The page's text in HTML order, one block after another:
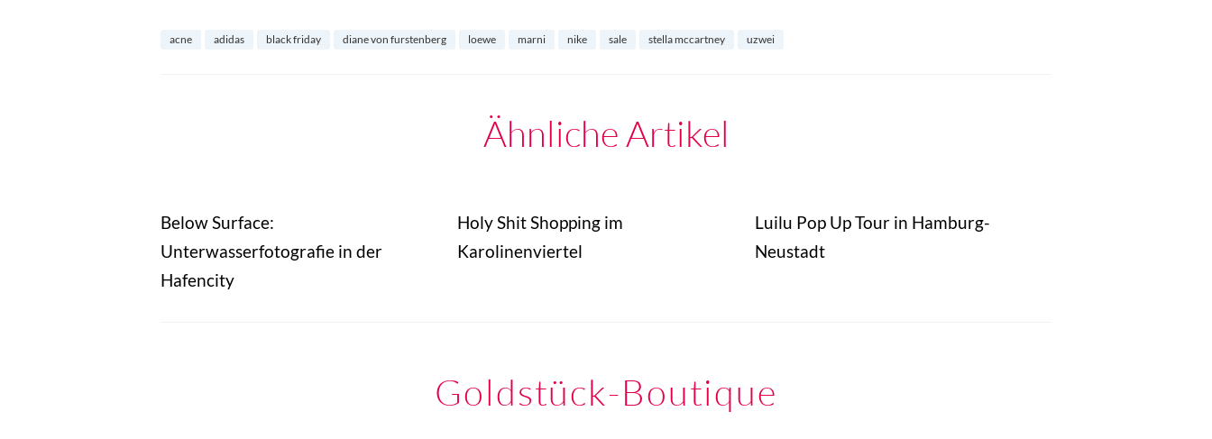
acne adidas black friday diane von furstenberg loewe marni nike sale stella mccartney uzwei
Ähnliche Artikel
Below Surface:
Unterwasserfotografie in der
Hafencity
Holy Shit Shopping im
Karolinenviertel
Luilu Pop Up Tour in Hamburg-
Neustadt
Goldstück-Boutique